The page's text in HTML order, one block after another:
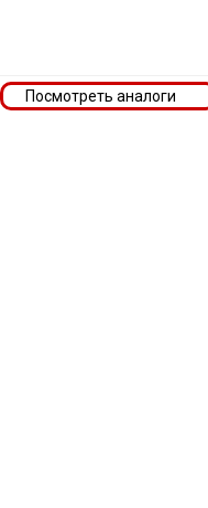
Посмотреть аналоги